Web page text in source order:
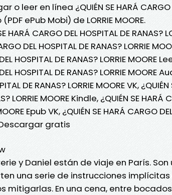
o leer en línea ¿QUIÉN SE HARÁ CARGO
ePub Mobi) de LORRIE MOORE.
HARÁ CARGO DEL HOSPITAL DE RANAS?
DEL HOSPITAL DE RANAS? LORRIE
HOSPITAL DE RANAS? LORRIE MOORE
HOSPITAL DE RANAS? LORRIE MOORE
DE RANAS? LORRIE MOORE VK,
LORRIE MOORE Kindle, ¿QUIÉN SE HARÁ
Epub VK, ¿QUIÉN SE HARÁ CARGO
Descargar gratis
y Daniel están de viaje en París.
una serie de instrucciones
mitigarlas. En una cena, entre